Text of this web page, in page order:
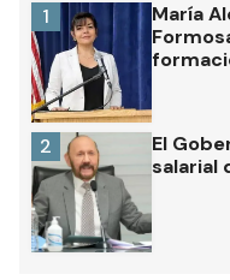
María
1
El
salarial
2